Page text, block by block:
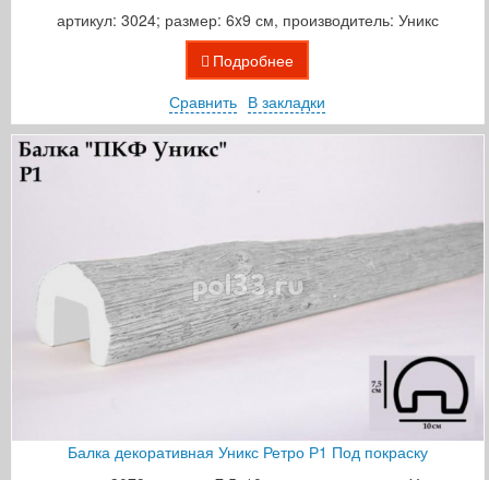
артикул: 3024; размер: 6x9 см, производитель: Уникс
Подробнее
Сравнить В закладки
Балка декоративная Уникс Ретро Р1 Под покраску